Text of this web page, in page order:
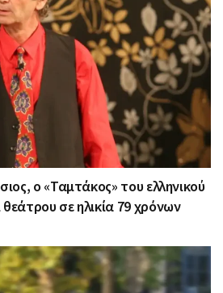
ο «Ταμτάκος» του ελληνικού
σε ηλικία 79 χρόνων